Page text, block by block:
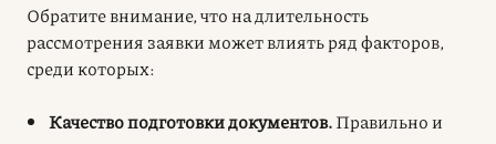
Обратите внимание, что на длительность
рассмотрения заявки может влиять ряд факторов,
среди которых:
Качество подготовки документов.Правильно и